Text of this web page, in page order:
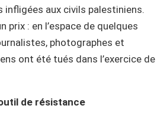
aux civils palestiniens.
prix : en l’espace de quelques
photographes et
ont été tués dans l’exercice de
de résistance